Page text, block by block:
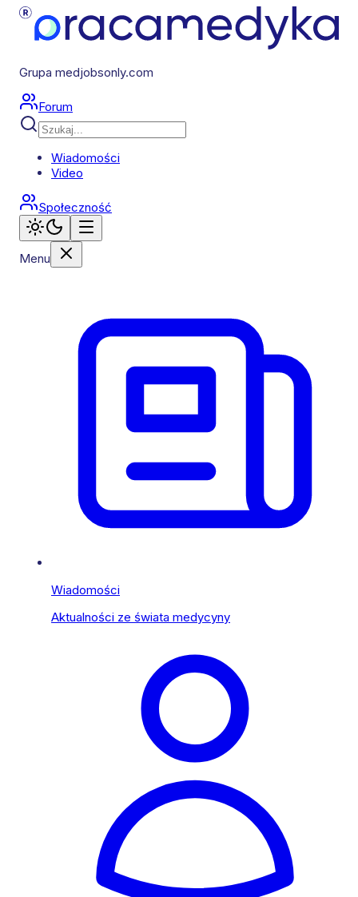
Grupa medjobsonly.com
Forum
Wiadomości
Video
Społeczność
Menu
Wiadomości
Aktualności ze świata medycyny